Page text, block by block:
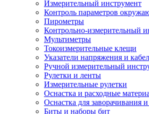
Измерительный инструмент
Контроль параметров
Пирометры
Контрольно-измерительный
Мультиметры
Токоизмерительные клещи
Указатели напряжения и
Ручной измерительный
Рулетки и ленты
Измерительные рулетки
Оснастка и расходные
Оснастка для заворачивания
Биты и наборы бит